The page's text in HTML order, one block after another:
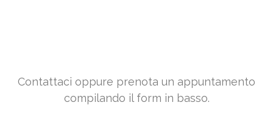
Contattaci oppure prenota un appuntamento
compilando il form in basso.